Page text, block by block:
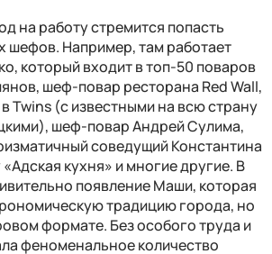
на работу стремится попасть
шефов. Например, там работает
который входит в топ-50 поваров
шеф-повар ресторана Red Wall,
Twins (с известными на всю страну
шеф-повар Андрей Сулима,
соведущий Константина
кухня» и многие другие. В
появление Маши, которая
традицию города, но
формате. Без особого труда и
феноменальное количество